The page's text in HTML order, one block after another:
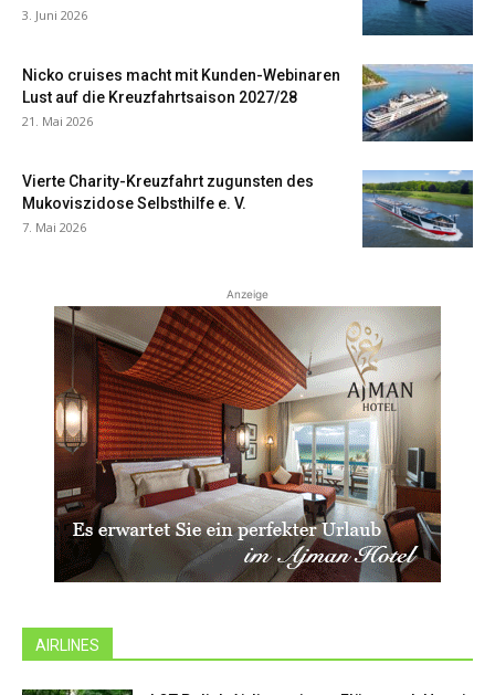
3. Juni 2026
Nicko cruises macht mit Kunden-Webinaren
Lust auf die Kreuzfahrtsaison 2027/28
21. Mai 2026
Vierte Charity-Kreuzfahrt zugunsten des
Mukoviszidose Selbsthilfe e. V.
7. Mai 2026
Anzeige
AIRLINES